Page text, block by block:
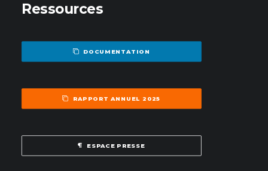
Ressources
DOCUMENTATION
RAPPORT ANNUEL 2025
ESPACE PRESSE